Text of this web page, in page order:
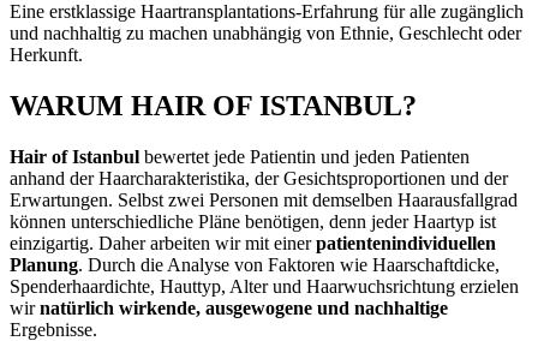
Eine erstklassige Haartransplantations‑Erfahrung für alle zugänglich
und nachhaltig zu machen unabhängig von Ethnie, Geschlecht oder
Herkunft.
WARUM HAIR OF ISTANBUL?
Hair of Istanbul bewertet jede Patientin und jeden Patienten
anhand der Haarcharakteristika, der Gesichtsproportionen und der
Erwartungen. Selbst zwei Personen mit demselben Haarausfallgrad
können unterschiedliche Pläne benötigen, denn jeder Haartyp ist
einzigartig. Daher arbeiten wir mit einerpatientenindividuellen
Planung. Durch die Analyse von Faktoren wie Haarschaftdicke,
Spenderhaardichte, Hauttyp, Alter und Haarwuchsrichtung erzielen
wirnatürlich wirkende, ausgewogene und nachhaltige
Ergebnisse.